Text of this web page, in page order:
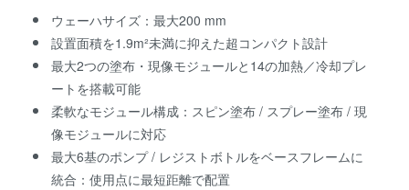
ウェーハサイズ：最大200 mm
設置面積を1.9m²未満に抑えた超コンパクト設計
最大2つの塗布・現像モジュールと14の加熱／冷却プレ
ートを搭載可能
柔軟なモジュール構成：スピン塗布 / スプレー塗布 / 現
像モジュールに対応
最大6基のポンプ / レジストボトルをベースフレームに
統合：使用点に最短距離で配置